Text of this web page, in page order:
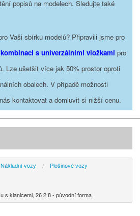
popisů na modelech. Sledujte také
Vaši sbírku modelů? Připravili jsme pro
s univerzálními vložkami pro
Lze ušetšit více jak 50% prostor oproti
obalech. V případě možnosti
kontaktovat a domluvit si nižší cenu.
Nákladní vozy
Plošinové vozy
s klanicemi, 26 2.8 - původní forma